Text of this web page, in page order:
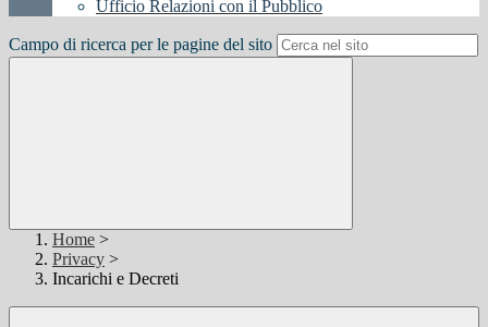
Ufficio Relazioni con il Pubblico
Campo di ricerca per le pagine del sito
Home >
Privacy >
Incarichi e Decreti